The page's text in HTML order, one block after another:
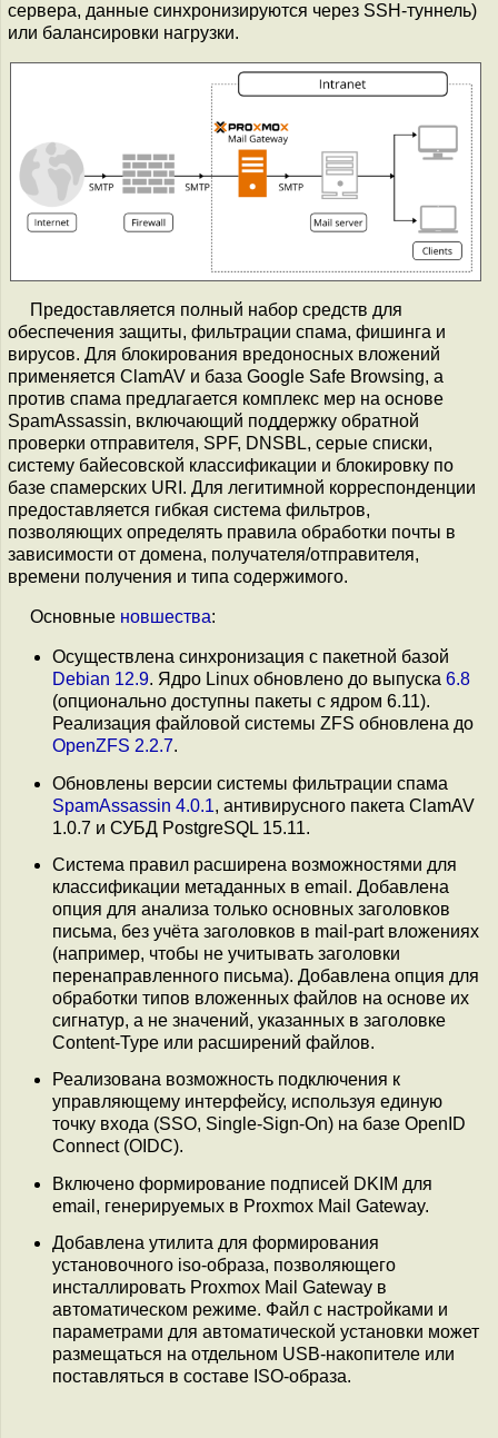
сервера, данные синхронизируются через SSH-туннель)
или балансировки нагрузки.
Предоставляется полный набор средств для
обеспечения защиты, фильтрации спама, фишинга и
вирусов. Для блокирования вредоносных вложений
применяется ClamAV и база Google Safe Browsing, а
против спама предлагается комплекс мер на основе
SpamAssassin, включающий поддержку обратной
проверки отправителя, SPF, DNSBL, серые списки,
систему байесовской классификации и блокировку по
базе спамерских URI. Для легитимной корреспонденции
предоставляется гибкая система фильтров,
позволяющих определять правила обработки почты в
зависимости от домена, получателя/отправителя,
времени получения и типа содержимого.
Основные новшества:
Осуществлена синхронизация с пакетной базой
Debian 12.9. Ядро Linux обновлено до выпуска 6.8
(опционально доступны пакеты с ядром 6.11).
Реализация файловой системы ZFS обновлена до
OpenZFS 2.2.7.
Обновлены версии системы фильтрации спама
SpamAssassin 4.0.1, антивирусного пакета ClamAV
1.0.7 и СУБД PostgreSQL 15.11.
Система правил расширена возможностями для
классификации метаданных в email. Добавлена
опция для анализа только основных заголовков
письма, без учёта заголовков в mail-part вложениях
(например, чтобы не учитывать заголовки
перенаправленного письма). Добавлена опция для
обработки типов вложенных файлов на основе их
сигнатур, а не значений, указанных в заголовке
Content-Type или расширений файлов.
Реализована возможность подключения к
управляющему интерфейсу, используя единую
точку входа (SSO, Single-Sign-On) на базе OpenID
Connect (OIDC).
Включено формирование подписей DKIM для
email, генерируемых в Proxmox Mail Gateway.
Добавлена утилита для формирования
установочного iso-образа, позволяющего
инсталлировать Proxmox Mail Gateway в
автоматическом режиме. Файл с настройками и
параметрами для автоматической установки может
размещаться на отдельном USB-накопителе или
поставляться в составе ISO-образа.